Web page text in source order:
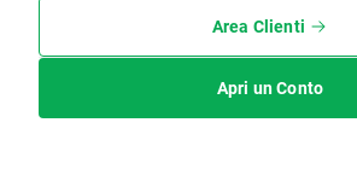
Area Clienti
Apri un Conto